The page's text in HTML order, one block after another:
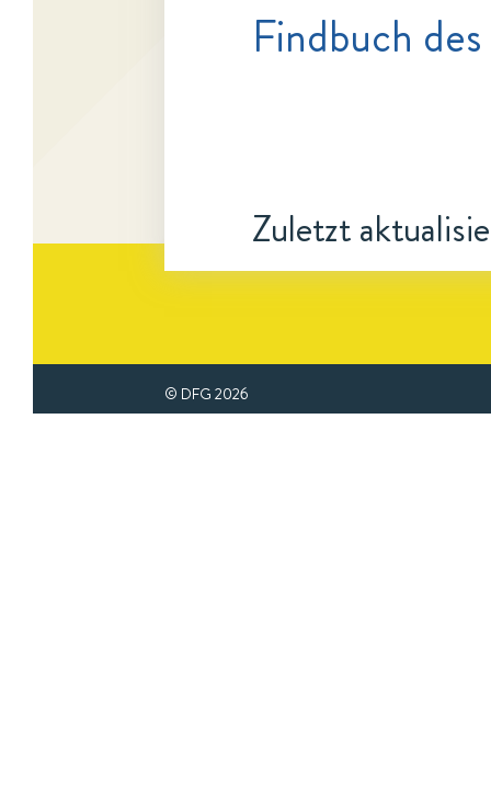
Findbuch
Zuletzt
© DFG 2026